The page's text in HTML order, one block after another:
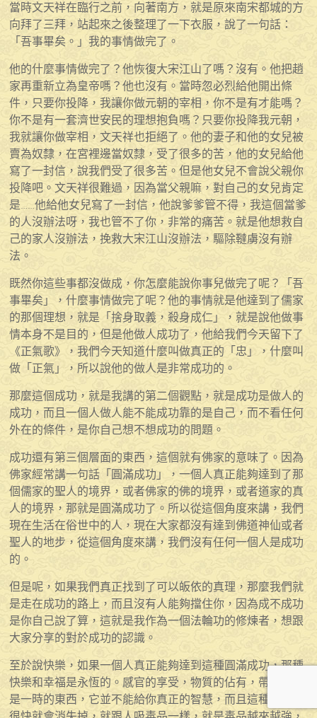
當時文天祥在臨行之前，向著南方，就是原來南宋都城的方
向拜了三拜，站起來之後整理了一下衣服，說了一句話：
「吾事畢矣。」我的事情做完了。
他的什麼事情做完了？他恢復大宋江山了嗎？沒有。他把趙
家再重新立為皇帝嗎？他也沒有。當時忽必烈給他開出條
件，只要你投降，我讓你做元朝的宰相，你不是有才能嗎？
你不是有一套濟世安民的理想抱負嗎？只要你投降我元朝，
我就讓你做宰相，文天祥也拒絕了。他的妻子和他的女兒被
賣為奴隸，在宮裡邊當奴隸，受了很多的苦，他的女兒給他
寫了一封信，說我們受了很多苦。但是他女兒不會說父親你
投降吧。文天祥很難過，因為當父親嘛，對自己的女兒肯定
是……他給他女兒寫了一封信，他說爹爹管不得，我這個當爹
的人沒辦法呀，我也管不了你，非常的痛苦。就是他想救自
己的家人沒辦法，挽救大宋江山沒辦法，驅除韃虜沒有辦
法。
既然你這些事都沒做成，你怎麼能說你事兒做完了呢？「吾
事畢矣」，什麼事情做完了呢？他的事情就是他達到了儒家
的那個理想，就是「捨身取義，殺身成仁」，就是說他做事
情本身不是目的，但是他做人成功了，他給我們今天留下了
《正氣歌》，我們今天知道什麼叫做真正的「忠」，什麼叫
做「正氣」，所以說他的做人是非常成功的。
那麼這個成功，就是我講的第二個觀點，就是成功是做人的
成功，而且一個人做人能不能成功靠的是自己，而不看任何
外在的條件，是你自己想不想成功的問題。
成功還有第三個層面的東西，這個就有佛家的意味了。因為
佛家經常講一句話「圓滿成功」，一個人真正能夠達到了那
個儒家的聖人的境界，或者佛家的佛的境界，或者道家的真
人的境界，那就是圓滿成功了。所以從這個角度來講，我們
現在生活在俗世中的人，現在大家都沒有達到佛道神仙或者
聖人的地步，從這個角度來講，我們沒有任何一個人是成功
的。
但是呢，如果我們真正找到了可以皈依的真理，那麼我們就
是走在成功的路上，而且沒有人能夠擋住你，因為成不成功
是你自己說了算，這就是我作為一個法輪功的修煉者，想跟
大家分享的對於成功的認識。
至於說快樂，如果一個人真正能夠達到這種圓滿成功，那種
快樂和幸福是永恆的。感官的享受，物質的佔有，帶給你的
是一時的東西，它並不能給你真正的智慧，而且這種快感是